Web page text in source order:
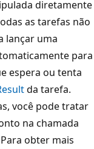
diretamente
as tarefas não
lançar uma
para
espera ou tenta
da tarefa.
você pode tratar
na chamada
obter mais